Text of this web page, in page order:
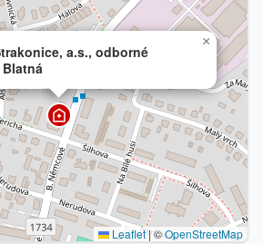
a.s., odborné
×
Leaflet|©OpenStreetMap